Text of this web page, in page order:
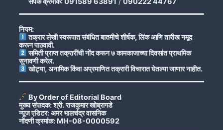
नियम:
तक्रार लेखी स्वरूपात संबंधित बातमीचे शीर्षक, लिंक आणि तारीख नमूद
करून पाठवावी.
समिती प्राप्त तक्रारींची नोंद करून ७ कामकाजाच्या दिवसांत प्राथमिक
सुनावणी करेल.
खोट्या, अनामिक किंवा अप्रमाणित तक्रारी विचारात घेतल्या जाणार नाहीत.
By Order of Editorial Board
मुख्य संपादक: श्री. राजकुमार खोब्रागडे
न्यूज एडिटर: अमर भालचंद्र वासनिक
नोंदणी क्रमांक: MH-08-0000592